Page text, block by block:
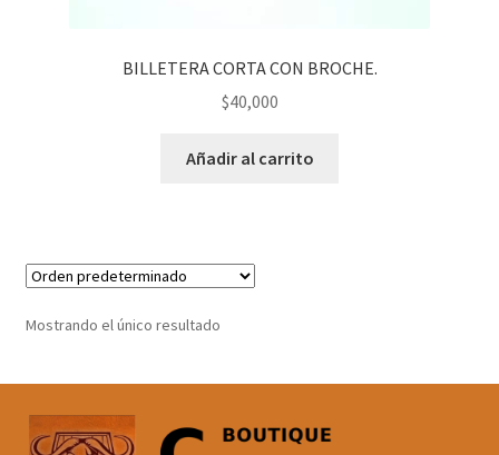
BILLETERA CORTA CON BROCHE.
$40,000
Añadir al carrito
Mostrando el único resultado